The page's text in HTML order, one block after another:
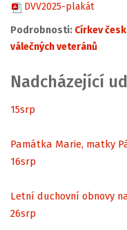
DVV2025-plakát
Podrobnosti: Církev
válečných veteránů
Nadcházející
15srp
Památka Marie, matky
16srp
Letní duchovní obnovy
26srp